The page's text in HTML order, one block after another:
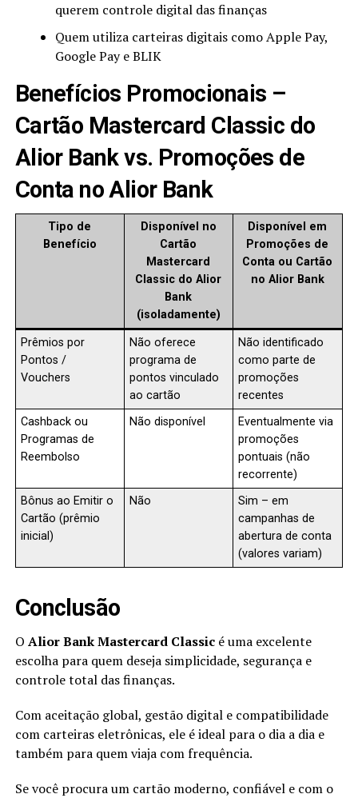
querem controle digital das finanças
Quem utiliza carteiras digitais como Apple Pay,
Google Pay e BLIK
Benefícios Promocionais –
Cartão Mastercard Classic do
Alior Bank vs. Promoções de
Conta no Alior Bank
Tipo de
Benefício
Disponível no
Cartão
Mastercard
Classic do Alior
Bank
(isoladamente)
Disponível em
Promoções de
Conta ou Cartão
no Alior Bank
Prêmios por
Pontos /
Vouchers
Não oferece
programa de
pontos vinculado
ao cartão
Não identificado
como parte de
promoções
recentes
Cashback ou
Programas de
Reembolso
Não disponível
Eventualmente via
promoções
pontuais (não
recorrente)
Bônus ao Emitir o
Cartão (prêmio
inicial)
Não
Sim – em
campanhas de
abertura de conta
(valores variam)
Conclusão
O Alior Bank Mastercard Classicé uma excelente
escolha para quem deseja simplicidade, segurança e
controle total das finanças.
Com aceitação global, gestão digital e compatibilidade
com carteiras eletrônicas, ele é ideal para o dia a dia e
também para quem viaja com frequência.
Se você procura um cartão moderno, confiável e com o